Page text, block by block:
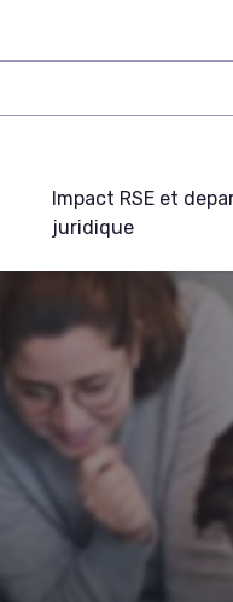
Impact RSE et
juridique